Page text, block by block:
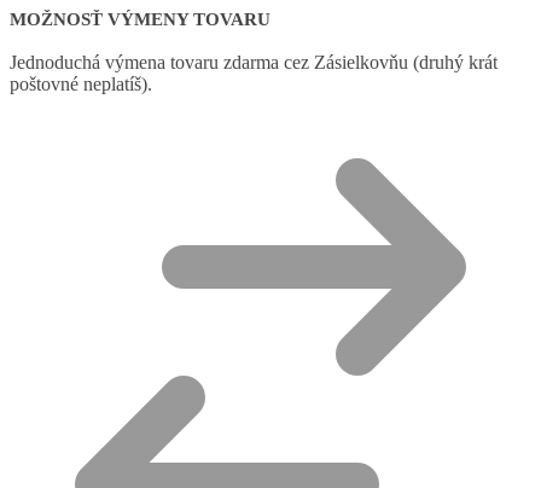
MOŽNOSŤ VÝMENY TOVARU
Jednoduchá výmena tovaru zdarma cez Zásielkovňu (druhý krát
poštovné neplatíš).